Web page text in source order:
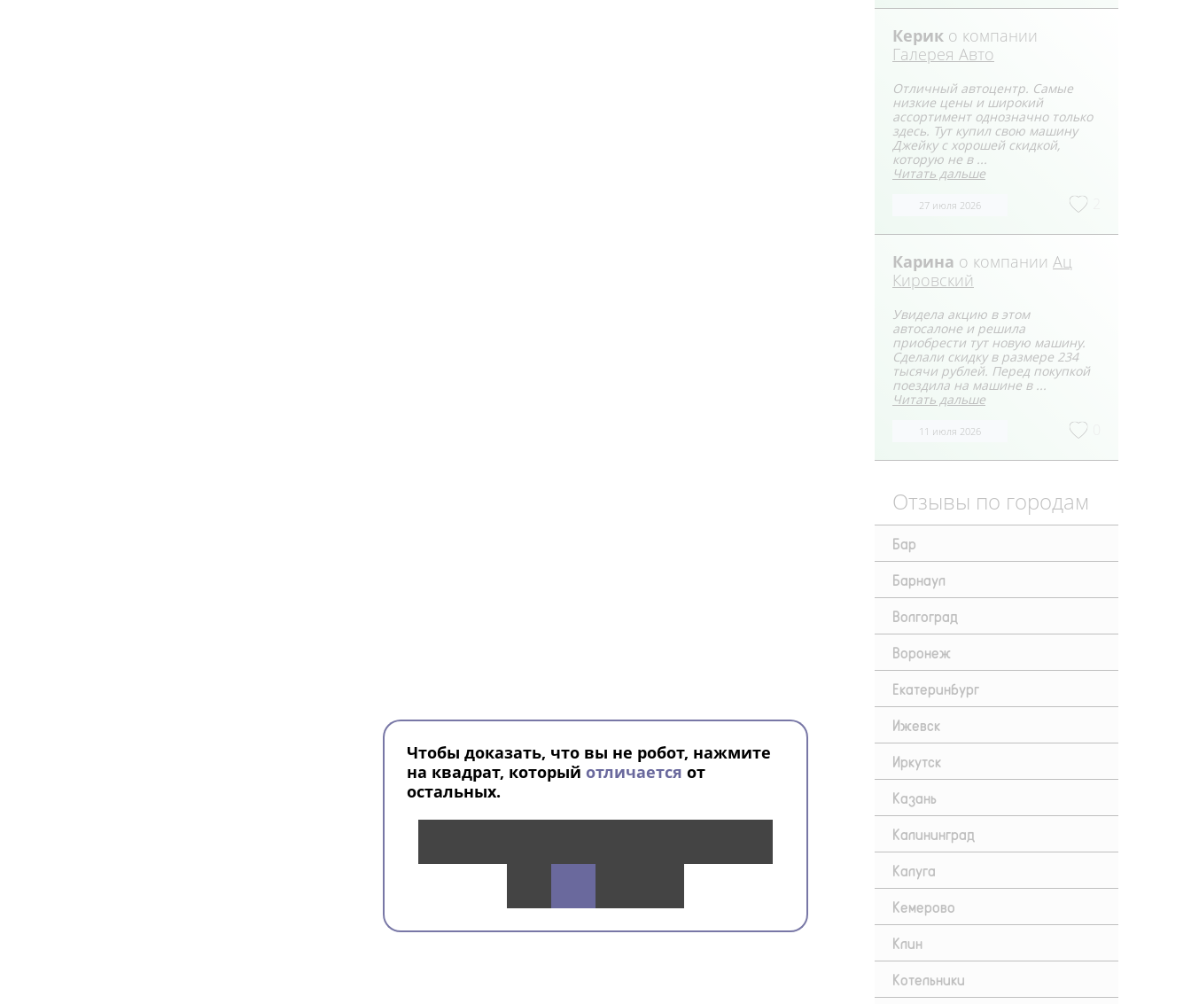
Керик о компании
Галерея Авто
Отличный автоцентр. Самые
низкие цены и широкий
ассортимент однозначно только
здесь. Тут купил свою машину
Джейку с хорошей скидкой,
которую не в ...
Читать дальше
27 июля 2026
Карина о компании Ац
Кировский
Увидела акцию в этом
автосалоне и решила
приобрести тут новую машину.
Сделали скидку в размере 234
тысячи рублей. Перед покупкой
поездила на машине в ...
Читать дальше
11 июля 2026
Отзывы по городам
Бар
Барнаул
Волгоград
Воронеж
Екатеринбург
Ижевск
Иркутск
Казань
Калининград
Калуга
Кемерово
Клин
Котельники
Чтобы доказать, что вы не робот, нажмите
на квадрат, который отличается от
остальных.